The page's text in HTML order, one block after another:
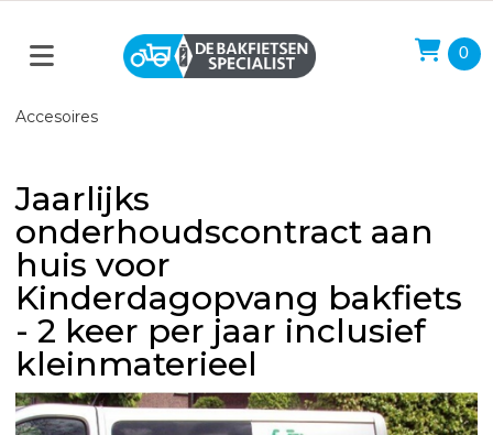
0
Accesoires
Jaarlijks
onderhoudscontract aan
huis voor
Kinderdagopvang bakfiets
- 2 keer per jaar inclusief
kleinmaterieel